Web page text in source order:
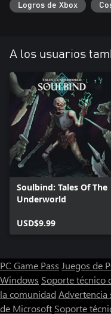
Logros de Xbox
A los usuarios
Soulbind: Tales Of The
Underworld
USD$9.99
PC Game Pass Juegos de
Windows Soporte técnico
la comunidad Advertencia
de Microsoft Soporte